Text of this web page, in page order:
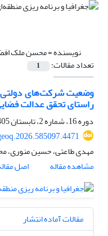
نویسنده =محسن ملک
تعداد مقالات: 1
وضعیت شرکت‌های دولتی
راستای تحقق عدالت
دوره 16، شماره 2، تابستان 1405، صفحه
مهدی طاعتی، حسین منوری،
مشاهده مقاله
اصل
مقالات آماده انتشار